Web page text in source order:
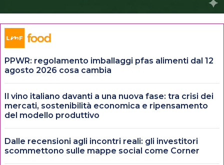
PPWR: regolamento imballaggi pfas alimenti dal 12
agosto 2026 cosa cambia
Il vino italiano davanti a una nuova fase: tra crisi dei
mercati, sostenibilità economica e ripensamento
del modello produttivo
Dalle recensioni agli incontri reali: gli investitori
scommettono sulle mappe social come Corner